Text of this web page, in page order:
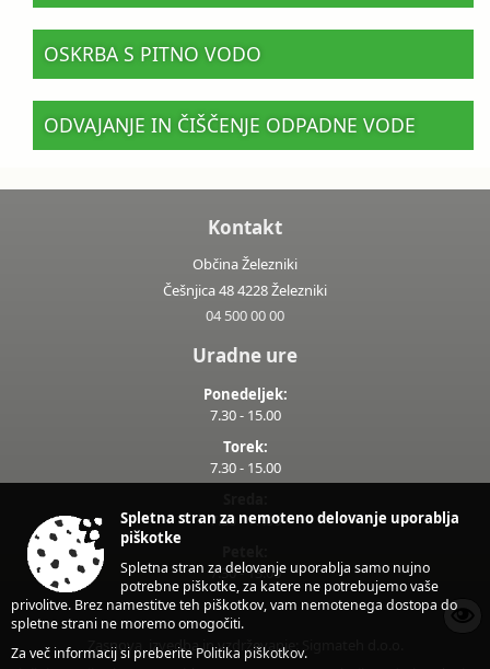
OSKRBA S PITNO VODO
ODVAJANJE IN ČIŠČENJE ODPADNE VODE
Kontakt
Občina Železniki
Češnjica 48 4228 Železniki
04 500 00 00
Uradne ure
Ponedeljek:
7.30 - 15.00
Torek:
7.30 - 15.00
7.30 - 17.00
7.30 - 13.00
Zasnova, izvedba in vzdrževanje: Sigmateh d.o.o.
Spletna stran za nemoteno delovanje uporablja
piškotke
Spletna stran za delovanje uporablja samo nujno
potrebne piškotke, za katere ne potrebujemo vaše
privolitve. Brez namestitve teh piškotkov, vam nemotenega dostopa do
spletne strani ne moremo omogočiti.
Za več informacij si preberite Politika piškotkov.